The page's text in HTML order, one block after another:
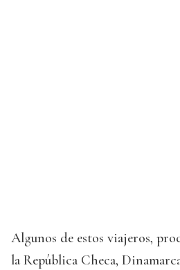
Algunos de estos viajeros,
la República Checa,